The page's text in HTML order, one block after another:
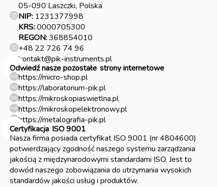
05-090 Laszczki, Polska
NIP: 1231377998
KRS:0000705300
REGON:368854010
+48 22 726 74 96
kontakt@pik-instruments.pl
Odwiedź nasze pozostałe strony internetowe
https://micro-shop.pl
https://laboratorium-pik.pl
https://mikroskopiaswietlna.pl
https://mikroskopelektronowy.pl
https://metalografia-pik.pl
Certyfikacja ISO 9001
Nasza firma posiada certyfikat ISO 9001 (nr 4804600)
potwierdzający zgodność naszego systemu zarządzania
jakością z międzynarodowymi standardami ISO. Jest to
dowód naszego zobowiązania do utrzymania wysokich
standardów jakości usług i produktów.